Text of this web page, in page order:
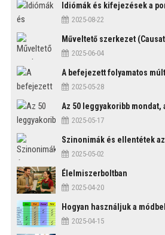
2025-08-22
Műveltető szerkezet
2025-06-04
2025-05-28
2025-05-17
Szinonimák és ellentétek
2025-05-02
Élelmiszerboltban
2025-04-20
2025-04-15